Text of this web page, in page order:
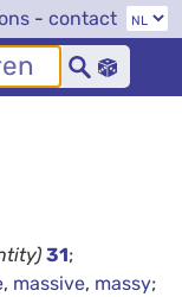
- contact
31;
, massive, massy;